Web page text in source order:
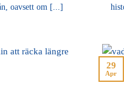
oavsett om [...]
29
Apr